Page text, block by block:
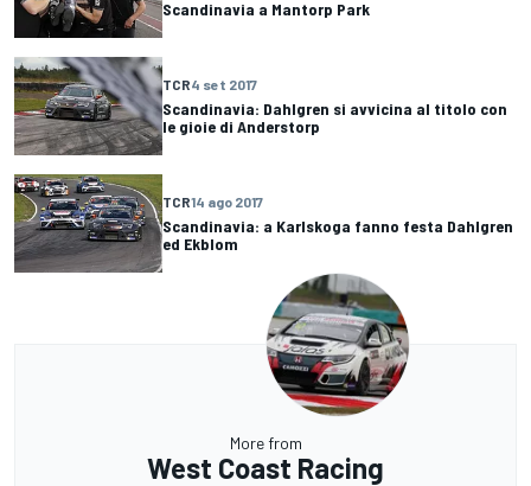
Scandinavia a Mantorp Park
TCR4 set 2017
Scandinavia: Dahlgren si avvicina al titolo con
le gioie di Anderstorp
TCR14 ago 2017
Scandinavia: a Karlskoga fanno festa Dahlgren
ed Ekblom
More from
West Coast Racing